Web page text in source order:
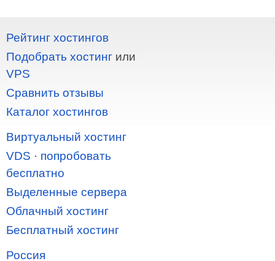
Рейтинг хостингов
Подобрать хостинг или
VPS
Сравнить отзывы
Каталог хостингов
Виртуальный хостинг
VDS · попробовать
бесплатно
Выделенные сервера
Облачный хостинг
Бесплатный хостинг
Россия